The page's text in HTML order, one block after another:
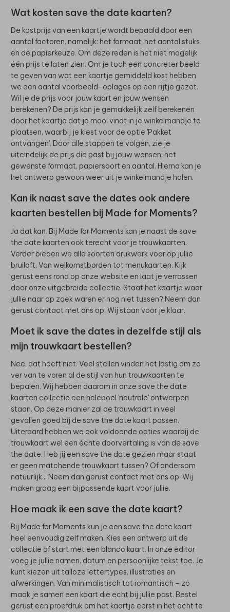
Wat kosten save the date kaarten?
De kostprijs van een kaartje wordt bepaald door een
aantal factoren, namelijk: het formaat, het aantal stuks
en de papierkeuze. Om deze reden is het niet mogelijk
één prijs te laten zien. Om je toch een concreter beeld
te geven van wat een kaartje gemiddeld kost hebben
we een aantal voorbeeld-oplages op een rijtje gezet.
Wil je de prijs voor jouw kaart en jouw wensen
berekenen? De prijs kan je gemakkelijk zelf berekenen
door het kaartje dat je mooi vindt in je winkelmandje te
plaatsen, waarbij je kiest voor de optie 'Pakket
ontvangen'. Door alle stappen te volgen, zie je
uiteindelijk de prijs die past bij jouw wensen: het
gewenste formaat, papiersoort en aantal. Hierna kan je
het ontwerp gewoon weer uit je winkelmandje halen.
Kan ik naast save the dates ook andere
kaarten bestellen bij Made for Moments?
Ja dat kan. Bij Made for Moments kan je naast de save
the date kaarten ook terecht voor je trouwkaarten.
Verder bieden we alle soorten drukwerk voor op jullie
bruiloft. Van welkomstborden tot menukaarten. Kijk
gerust eens rond op onze website en laat je verrassen
door onze uitgebreide collectie. Staat het kaartje waar
jullie naar op zoek waren er nog niet tussen? Neem dan
gerust contact met ons op. Wij staan voor je klaar.
Moet ik save the dates in dezelfde stijl als
mijn trouwkaart bestellen?
Nee, dat hoeft niet. Veel stellen vinden het lastig om zo
ver van te voren al de stijl van hun trouwkaarten te
bepalen. Wij hebben daarom in onze save the date
kaarten collectie een heleboel 'neutrale' ontwerpen
staan. Op deze manier zal de trouwkaart in veel
gevallen goed bij de save the date kaart passen.
Uiteraard hebben we ook voldoende opties waarbij de
trouwkaart wel een échte doorvertaling is van de save
the date. Heb jij een save the date gezien maar staat
er geen matchende trouwkaart tussen? Of andersom
natuurlijk... Neem dan gerust contact met ons op. Wij
maken graag een bijpassende kaart voor jullie.
Hoe maak ik een save the date kaart?
Bij Made for Moments kun je een save the date kaart
heel eenvoudig zelf maken. Kies een ontwerp uit de
collectie of start met een blanco kaart. In onze editor
voeg je jullie namen, datum en persoonlijke tekst toe. Je
kunt kiezen uit talloze lettertypes, illustraties en
afwerkingen. Van minimalistisch tot romantisch – zo
maak je samen een kaart die echt bij jullie past. Bestel
gerust een proefdruk om het kaartje eerst in het echt te